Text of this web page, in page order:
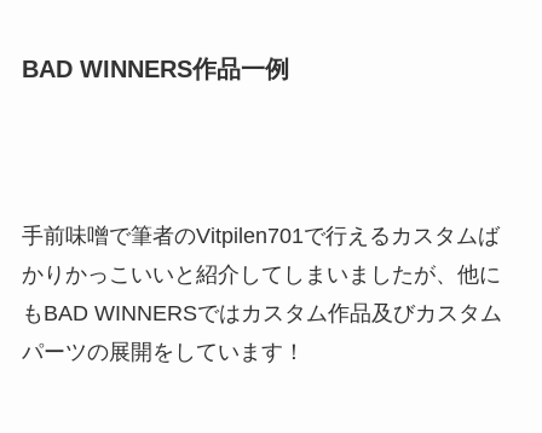
BAD WINNERS作品一例
手前味噌で筆者のVitpilen701で行えるカスタムば
かりかっこいいと紹介してしまいましたが、他に
もBAD WINNERSではカスタム作品及びカスタム
パーツの展開をしています！